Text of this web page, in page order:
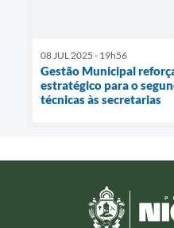
08 JUL 2025 - 19h56
Gestão Municipal
estratégico para o
técnicas às secretarias